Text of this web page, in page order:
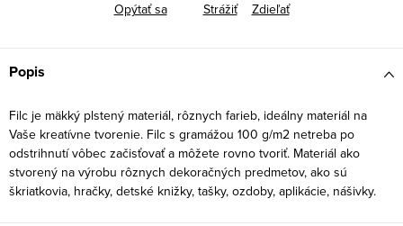
Opýtať sa
Strážiť Zdieľať
Popis
Filc je mäkký plstený materiál, rôznych farieb, ideálny materiál na
Vaše kreatívne tvorenie. Filc s gramážou 100 g/m2 netreba po
odstrihnutí vôbec začisťovať a môžete rovno tvoriť. Materiál ako
stvorený na výrobu rôznych dekoračných predmetov, ako sú
škriatkovia, hračky, detské knižky, tašky, ozdoby, aplikácie, nášivky.